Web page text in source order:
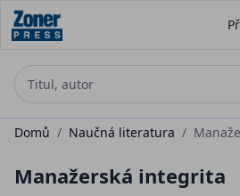
Domů / Naučná literatura /
Manažerská integrita